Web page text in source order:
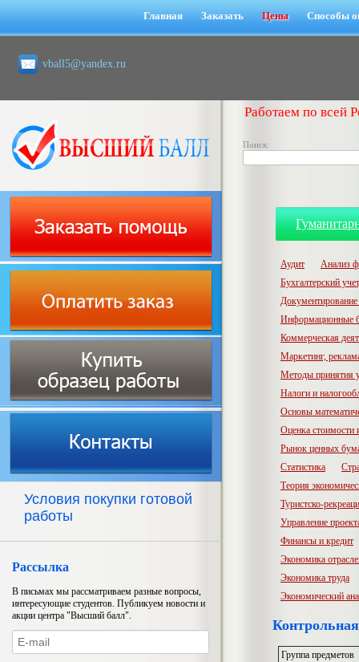
Главная Заказать Цены Способы
vball5@yandex.ru
Работаем по всей
Поиск:
Условия покупки готовой
работы
Рассылка
В письмах мы рассматриваем разные вопросы,
интересующие студентов. Публикуем новости и
акции центра "Высший балл".
Аудит
Анализ
Бухгалтерский
Документирование
Информационные
Коммерческая
Маркетинг,
Методы принятия
Налоги и
Основы
Оценка стоимости
Рынок ценных
Статистика
Теория
Туристско-
Управление
Финансы и кредит
Экономика
Экономика труда
Экономический
Группа предметов